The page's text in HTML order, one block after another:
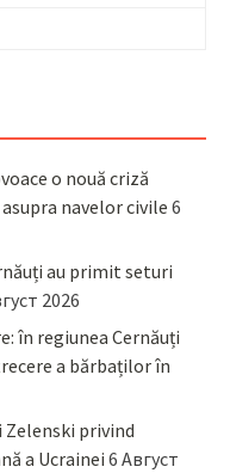
o nouă criză
navelor civile 6
au primit seturi
2026
în regiunea Cernăuți
a bărbaților în
Zelenski privind
a Ucrainei 6 Август